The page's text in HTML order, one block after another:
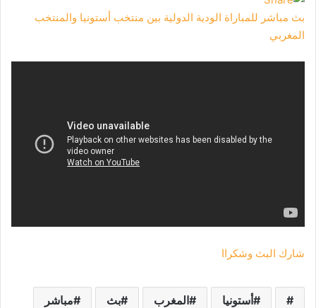
بث مباشر للمباراة الودية الدولية بين منتخب أستونيا والمنتخب
المغربي
شارك البث وشكراا
أستونيا المغرب بث مباشر